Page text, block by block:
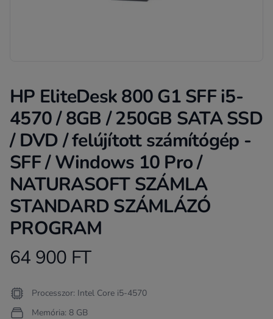
HP EliteDesk 800 G1 SFF i5-
4570 / 8GB / 250GB SATA SSD
/ DVD / felújított számítógép -
SFF / Windows 10 Pro /
NATURASOFT SZÁMLA
STANDARD SZÁMLÁZÓ
PROGRAM
Product information
64 900 FT
Termékleírás
Processzor: Intel Core i5-4570
Memória: 8 GB